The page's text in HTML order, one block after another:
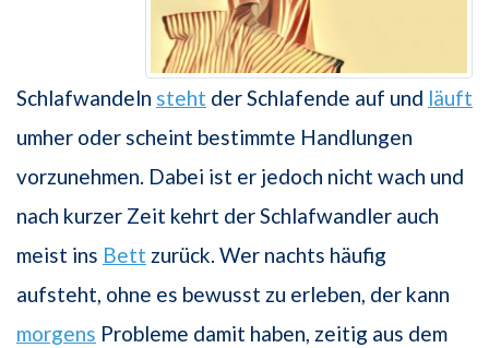
Schlafwandeln steht der Schlafende auf und läuft
umher oder scheint bestimmte Handlungen
vorzunehmen. Dabei ist er jedoch nicht wach und
nach kurzer Zeit kehrt der Schlafwandler auch
meist ins Bett zurück. Wer nachts häufig
aufsteht, ohne es bewusst zu erleben, der kann
morgens Probleme damit haben, zeitig aus dem